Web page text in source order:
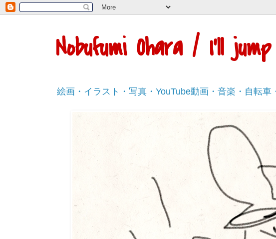
Nobufumi Ohara / I'll
絵画・イラスト・写真・YouTube動画・音楽・自転